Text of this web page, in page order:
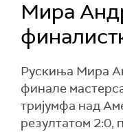
Мира
Рускиња Мира
финале
тријумфа над
резултатом 2:0,